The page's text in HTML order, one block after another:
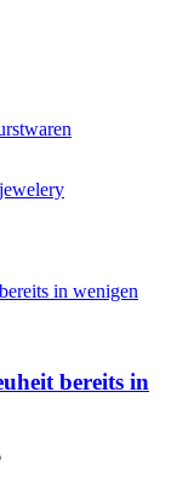
bereits in